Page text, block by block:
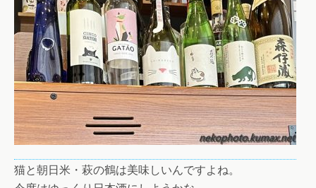
猫と朝日米・萩の鶴は美味しいんですよね。